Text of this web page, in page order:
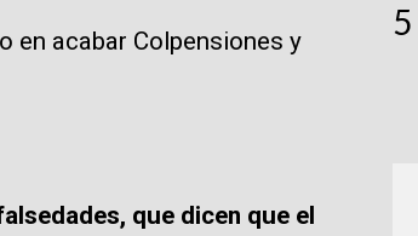
en acabar Colpensiones y
que dicen que el
5